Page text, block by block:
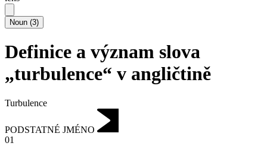
Noun (3)
Definice a význam slova
„turbulence“ v angličtině
Turbulence
PODSTATNÉ JMÉNO
01